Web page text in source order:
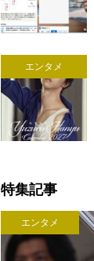
エンタメ
特集記事
エンタメ